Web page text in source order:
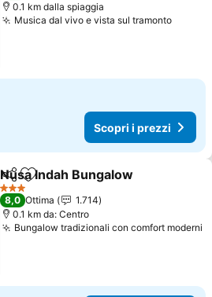
0.1 km dalla spiaggia
Musica dal vivo e vista sul tramonto
Scopri i prezzi
CondividiAggiungi ai preferiti
Nusa Indah Bungalow
3 Stelle
8,0 Ottima
1.714
0.1 km da: Centro
Bungalow tradizionali con comfort moderni